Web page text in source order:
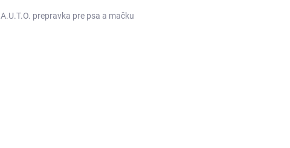
A.U.T.O. prepravka pre psa a mačku